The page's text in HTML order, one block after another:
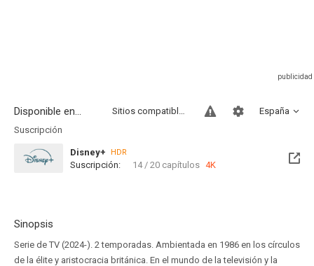
Disponible en... España
Sitios compatibles
Suscripción
Disney+ HDR
Suscripción: 14 / 20 capítulos 4K
Sinopsis
Serie de TV (2024-). 2 temporadas. Ambientada en 1986 en los círculos
de la élite y aristocracia británica. En el mundo de la televisión y la